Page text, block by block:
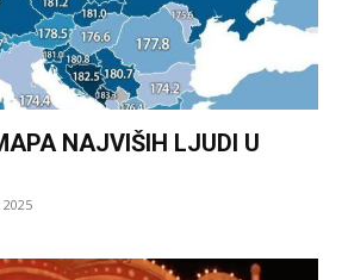
NAJVIŠIH LJUDI U
2025